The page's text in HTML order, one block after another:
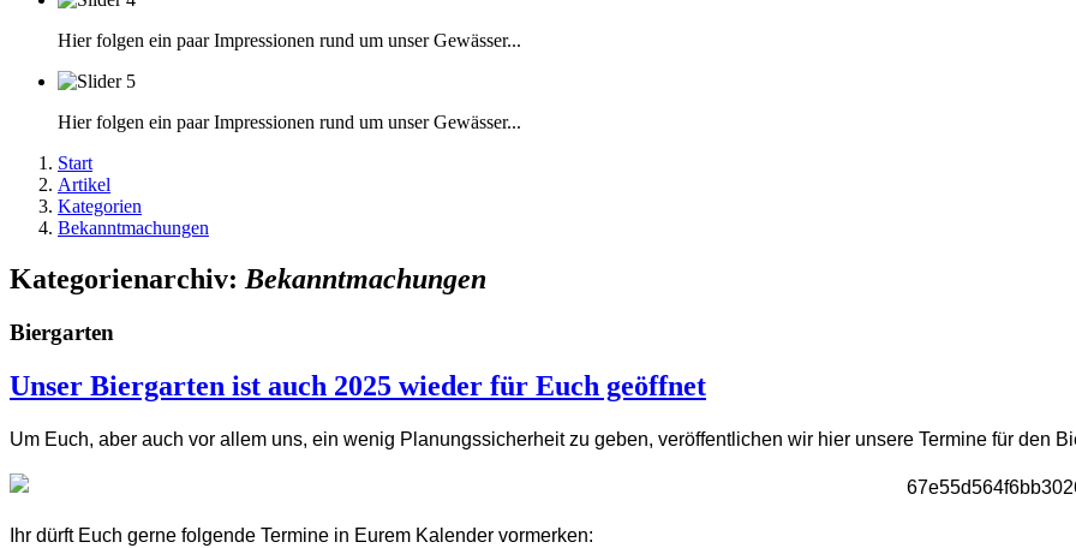
Hier folgen ein paar Impressionen rund um unser Gewässer...
Hier folgen ein paar Impressionen rund um unser Gewässer...
Start
Artikel
Kategorien
Bekanntmachungen
Kategorienarchiv: Bekanntmachungen
Biergarten
Unser Biergarten ist auch 2025 wieder für Euch geöffnet
Um Euch, aber auch vor allem uns, ein wenig Planungssicherheit zu geben, veröffentlichen wir hier unsere Termine für den
Ihr dürft Euch gerne folgende Termine in Eurem Kalender vormerken: